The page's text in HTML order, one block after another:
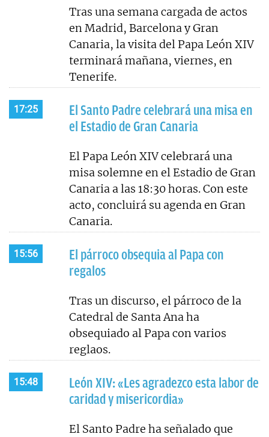
Tras una semana cargada de actos
en Madrid, Barcelona y Gran
Canaria, la visita del Papa León XIV
terminará mañana, viernes, en
Tenerife.
17:25
El Santo Padre celebrará una misa en
el Estadio de Gran Canaria
El Papa León XIV celebrará una
misa solemne en el Estadio de Gran
Canaria a las 18:30 horas. Con este
acto, concluirá su agenda en Gran
Canaria.
15:56
El párroco obsequia al Papa con
regalos
Tras un discurso, el párroco de la
Catedral de Santa Ana ha
obsequiado al Papa con varios
reglaos.
15:48
León XIV: «Les agradezco esta labor de
caridad y misericordia»
El Santo Padre ha señalado que